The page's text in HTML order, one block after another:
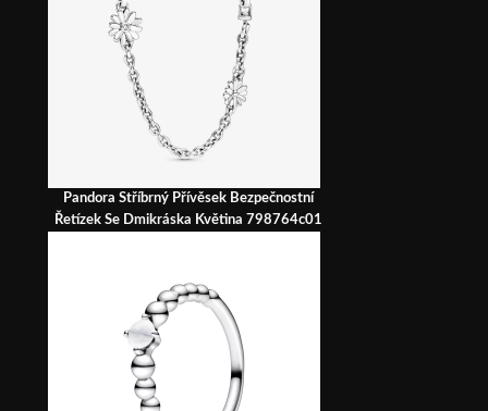
Pandora Stříbrný Přívěsek Bezpečnostní
Řetízek Se Dmikráska Květina 798764c01